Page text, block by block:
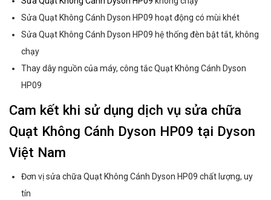
Sửa Quạt Không Cánh Dyson HP09 hoạt động có mùi khét
Sửa Quạt Không Cánh Dyson HP09 hệ thống đèn bật tắt, không
chạy
Thay dây nguồn của máy, công tắc Quạt Không Cánh Dyson
HP09
Cam kết khi sử dụng dịch vụ sửa chữa
Quạt Không Cánh Dyson HP09 tại Dyson
Việt Nam
Đơn vị sửa chữa Quạt Không Cánh Dyson HP09 chất lượng, uy
tín